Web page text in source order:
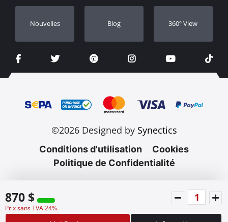
870 $
Prix sans TVA 24%.
Nouvelles Blog 360º View
©2026 Designed by Synectics
Conditions d'utilisation
Cookies
Politique de Confidentialité